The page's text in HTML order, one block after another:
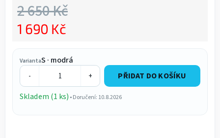
VariantaS · modrá
- +
PŘIDAT DO KOŠÍKU
Skladem (1 ks) • Doručení: 10.8.2026
2 650 Kč
1 690 Kč